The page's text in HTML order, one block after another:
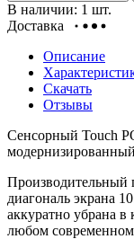
В наличии: 1 шт.
Доставка
Описание
Скачать
Отзывы
Сенсорный Touch
Производительный
диагональ экрана
аккуратно убрана в
любом